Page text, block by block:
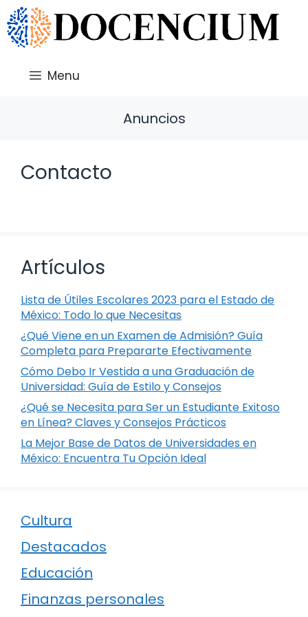
Saltar
al
contenido
Menu
Anuncios
Contacto
Artículos
Lista de Útiles Escolares 2023 para el Estado de
México: Todo lo que Necesitas
¿Qué Viene en un Examen de Admisión? Guía
Completa para Prepararte Efectivamente
Cómo Debo Ir Vestida a una Graduación de
Universidad: Guía de Estilo y Consejos
¿Qué se Necesita para Ser un Estudiante Exitoso
en Línea? Claves y Consejos Prácticos
La Mejor Base de Datos de Universidades en
México: Encuentra Tu Opción Ideal
Cultura
Destacados
Educación
Finanzas personales